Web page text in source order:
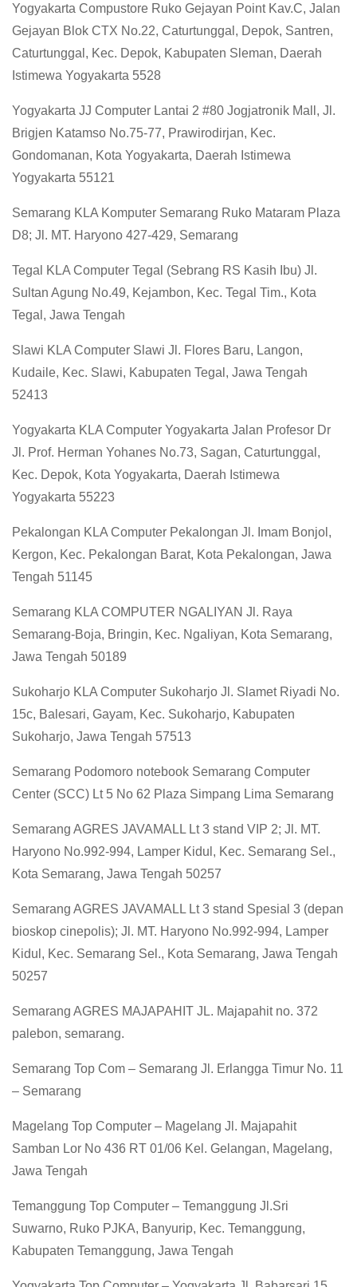
Yogyakarta Compustore Ruko Gejayan Point Kav.C, Jalan
Gejayan Blok CTX No.22, Caturtunggal, Depok, Santren,
Caturtunggal, Kec. Depok, Kabupaten Sleman, Daerah
Istimewa Yogyakarta 5528
Yogyakarta JJ Computer Lantai 2 #80 Jogjatronik Mall, Jl.
Brigjen Katamso No.75-77, Prawirodirjan, Kec.
Gondomanan, Kota Yogyakarta, Daerah Istimewa
Yogyakarta 55121
Semarang KLA Komputer Semarang Ruko Mataram Plaza
D8; Jl. MT. Haryono 427-429, Semarang
Tegal KLA Computer Tegal (Sebrang RS Kasih Ibu) Jl.
Sultan Agung No.49, Kejambon, Kec. Tegal Tim., Kota
Tegal, Jawa Tengah
Slawi KLA Computer Slawi Jl. Flores Baru, Langon,
Kudaile, Kec. Slawi, Kabupaten Tegal, Jawa Tengah
52413
Yogyakarta KLA Computer Yogyakarta Jalan Profesor Dr
Jl. Prof. Herman Yohanes No.73, Sagan, Caturtunggal,
Kec. Depok, Kota Yogyakarta, Daerah Istimewa
Yogyakarta 55223
Pekalongan KLA Computer Pekalongan Jl. Imam Bonjol,
Kergon, Kec. Pekalongan Barat, Kota Pekalongan, Jawa
Tengah 51145
Semarang KLA COMPUTER NGALIYAN Jl. Raya
Semarang-Boja, Bringin, Kec. Ngaliyan, Kota Semarang,
Jawa Tengah 50189
Sukoharjo KLA Computer Sukoharjo Jl. Slamet Riyadi No.
15c, Balesari, Gayam, Kec. Sukoharjo, Kabupaten
Sukoharjo, Jawa Tengah 57513
Semarang Podomoro notebook Semarang Computer
Center (SCC) Lt 5 No 62 Plaza Simpang Lima Semarang
Semarang AGRES JAVAMALL Lt 3 stand VIP 2; Jl. MT.
Haryono No.992-994, Lamper Kidul, Kec. Semarang Sel.,
Kota Semarang, Jawa Tengah 50257
Semarang AGRES JAVAMALL Lt 3 stand Spesial 3 (depan
bioskop cinepolis); Jl. MT. Haryono No.992-994, Lamper
Kidul, Kec. Semarang Sel., Kota Semarang, Jawa Tengah
50257
Semarang AGRES MAJAPAHIT JL. Majapahit no. 372
palebon, semarang.
Semarang Top Com – Semarang Jl. Erlangga Timur No. 11
– Semarang
Magelang Top Computer – Magelang Jl. Majapahit
Samban Lor No 436 RT 01/06 Kel. Gelangan, Magelang,
Jawa Tengah
Temanggung Top Computer – Temanggung Jl.Sri
Suwarno, Ruko PJKA, Banyurip, Kec. Temanggung,
Kabupaten Temanggung, Jawa Tengah